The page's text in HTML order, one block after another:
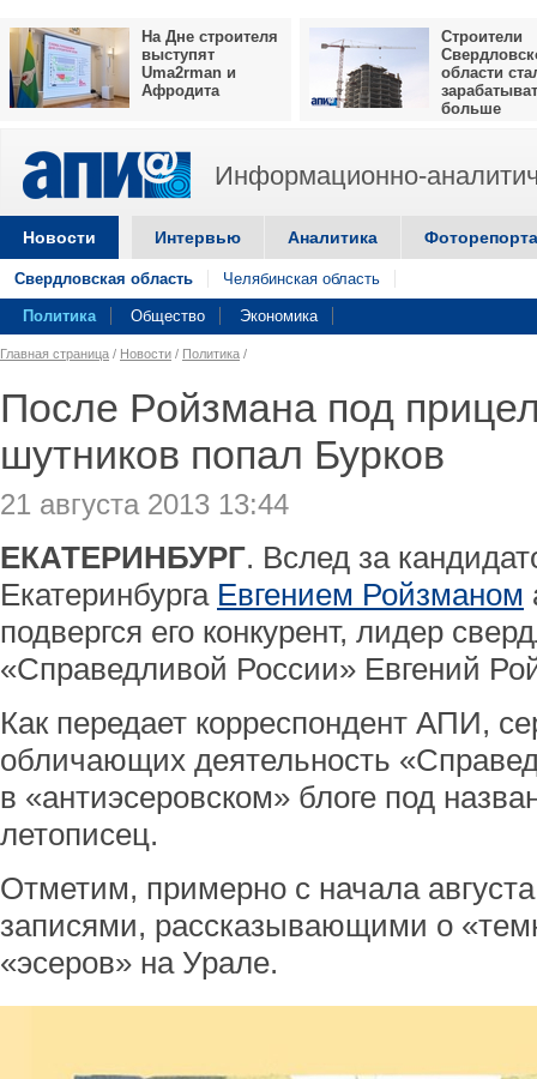
На Дне строителя
выступят
Uma2rman и
Афродита
Строители
области
больше
Информационно-
Новости Интервью Аналитика
Свердловская область Челябинская область
Политика Общество Экономика
Главная страница / Новости / Политика /
После Ройзмана под
шутников попал Бурков
21 августа 2013 13:44
ЕКАТЕРИНБУРГ. Вслед за
Екатеринбурга Евгением Ройзманом
подвергся его конкурент, лидер
«Справедливой России» Евгений
Как передает корреспондент АПИ,
обличающих деятельность
в «антиэсеровском» блоге под
летописец.
Отметим, примерно с начала
записями, рассказывающими о
«эсеров» на Урале.